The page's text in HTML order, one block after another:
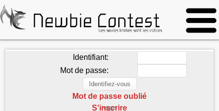
Identifiant:
Mot de passe:
Mot de passe oublié
S'inscrire